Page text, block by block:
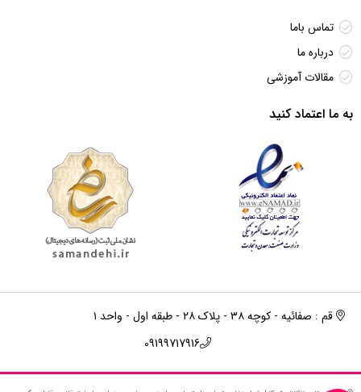
تماس باما
درباره ما
مقالات آموزشی
به ما اعتماد کنید
قم : صفائیه - کوچه ۳۸ - پلاک ۲۸ - طبقه اول - واحد ۱
09199717916